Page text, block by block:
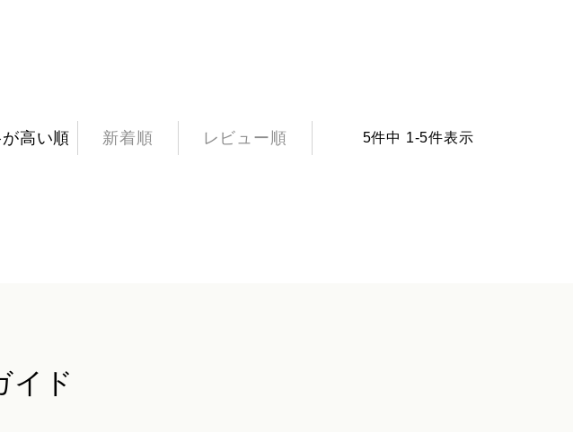
高い順 新着順 レビュー順 5件中 1-5件表示
イド